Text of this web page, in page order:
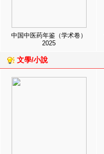
中国中医药年鉴（学术卷）
2025
文學/小說